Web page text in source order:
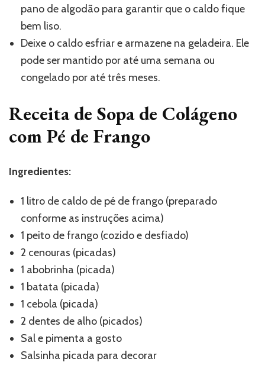
pano de algodão para garantir que o caldo fique
bem liso.
Deixe o caldo esfriar e armazene na geladeira. Ele
pode ser mantido por até uma semana ou
congelado por até três meses.
Receita de Sopa de Colágeno
com Pé de Frango
Ingredientes:
1 litro de caldo de pé de frango (preparado
conforme as instruções acima)
1 peito de frango (cozido e desfiado)
2 cenouras (picadas)
1 abobrinha (picada)
1 batata (picada)
1 cebola (picada)
2 dentes de alho (picados)
Sal e pimenta a gosto
Salsinha picada para decorar